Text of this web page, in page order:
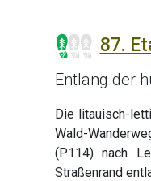
87.
Entlang der
Die litauisch-
Wald-
(P114) nach
Straßenrand